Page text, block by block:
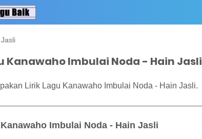
Kanawaho Imbulai Noda - Hain Jasli
Lirik Lagu Kanawaho Imbulai Noda - Hain Jasli.
Imbulai Noda - Hain Jasli